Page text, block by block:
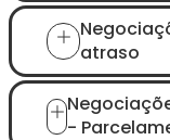
atraso
-